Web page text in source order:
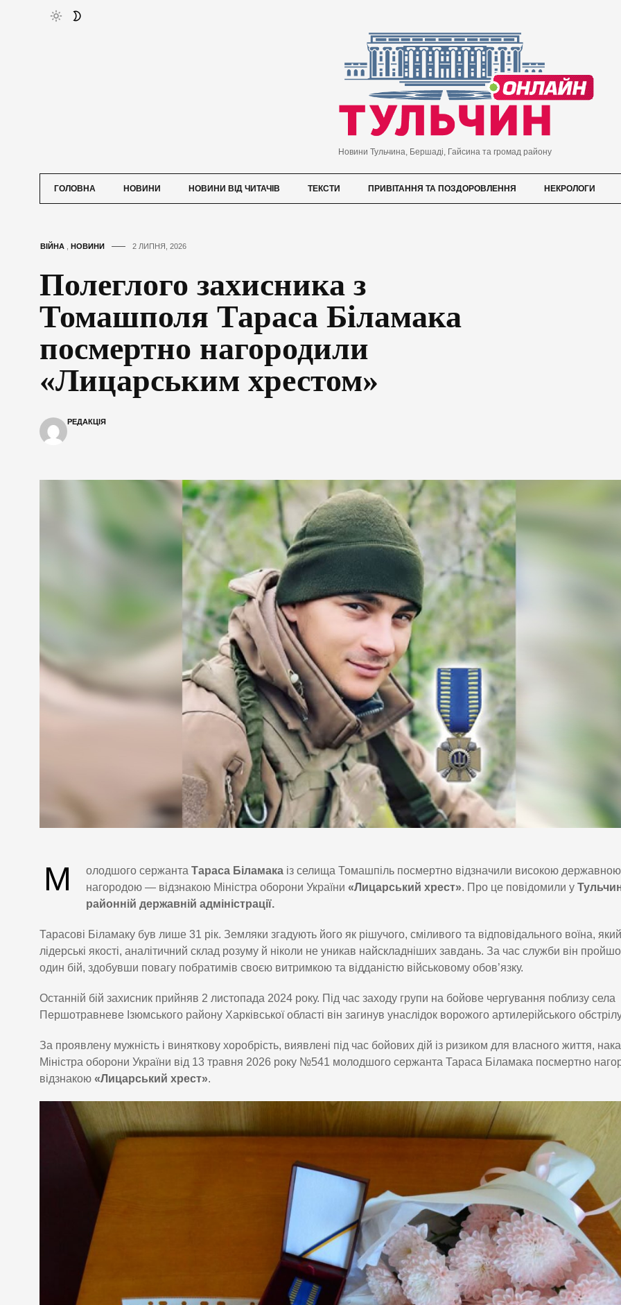
Новини Тульчина, Бершаді, Гайсина та громад району
ГОЛОВНА НОВИНИ НОВИНИ ВІД ЧИТАЧІВ ТЕКСТИ ПРИВІТАННЯ ТА ПОЗДОРОВЛЕННЯ НЕКРОЛОГИ
ВІЙНА НОВИНИ 2 ЛИПНЯ, 2026
Полеглого захисника з
Томашполя Тараса Біламака
посмертно нагородили
«Лицарським хрестом»
РЕДАКЦІЯ
М олодшого сержанта Тараса Біламака із селища Томашпіль посмертно відзначили високою державною
нагородою — відзнакою Міністра оборони України «Лицарський хрест». Про це повідомили у
районній державній адміністрації.
Тарасові Біламаку був лише 31 рік. Земляки згадують його як рішучого, сміливого та відповідального воїна,
лідерські якості, аналітичний склад розуму й ніколи не уникав найскладніших завдань. За час служби він
один бій, здобувши повагу побратимів своєю витримкою та відданістю військовому обов’язку.
Останній бій захисник прийняв 2 листопада 2024 року. Під час заходу групи на бойове чергування поблизу села
Першотравневе Ізюмського району Харківської області він загинув унаслідок ворожого артилерійського
За проявлену мужність і виняткову хоробрість, виявлені під час бойових дій із ризиком для власного життя,
Міністра оборони України від 13 травня 2026 року №541 молодшого сержанта Тараса Біламака посмертно
відзнакою «Лицарський хрест».